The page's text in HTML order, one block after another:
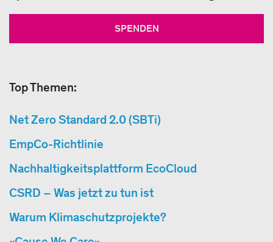
SPENDEN
Top Themen:
Net Zero Standard 2.0 (SBTi)
EmpCo-Richtlinie
Nachhaltigkeitsplattform EcoCloud
CSRD – Was jetzt zu tun ist
Warum Klimaschutzprojekte?